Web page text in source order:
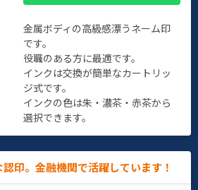
金属ボディの高級感漂うネーム印
です。
役職のある方に最適です。
インクは交換が簡単なカートリッ
ジ式です。
インクの色は朱・濃茶・赤茶から
選択できます。
印。金融機関で活躍しています！